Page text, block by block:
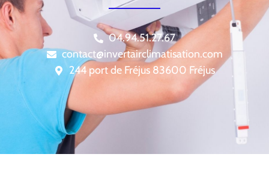
04.94.51.27.67
contact@invertairclimatisation.com
244 port de Fréjus 83600 Fréjus